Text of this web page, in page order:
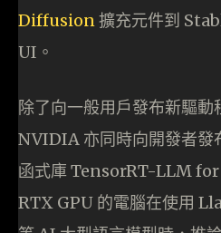
Diffusion擴充元件到
UI。
除了向一般用戶發布新驅動
NVIDIA 亦同時向開發者發
函式庫 TensorRT-LLM
RTX GPU 的電腦在使用